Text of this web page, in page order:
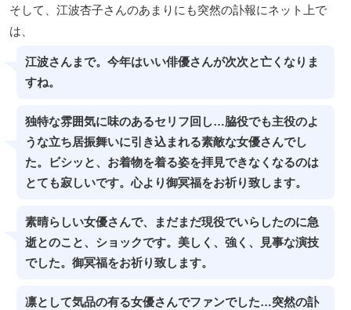
そして、江波杏子さんのあまりにも突然の訃報にネット上で
は、
江波さんまで。今年はいい俳優さんが次次と亡くなりま
すね。
独特な雰囲気に味のあるセリフ回し…脇役でも主役のよ
うな立ち居振舞いに引き込まれる素敵な女優さんでし
た。ビシッと、お着物を着る姿を拝見できなくなるのは
とても寂しいです。心より御冥福をお祈り致します。
素晴らしい女優さんで、まだまだ現役でいらしたのに急
逝とのこと、ショックです。美しく、強く、見事な演技
でした。御冥福をお祈り致します。
凛として気品の有る女優さんでファンでした…突然の訃